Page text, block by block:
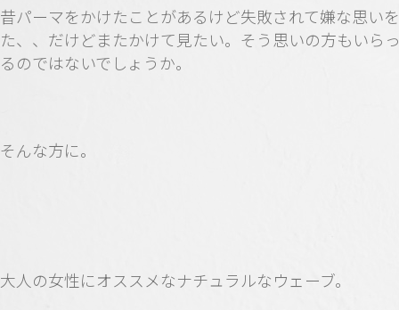
昔パーマをかけたことがあるけど失敗されて嫌な思い
た、、だけどまたかけて見たい。そう思いの方もいら
るのではないでしょうか。
そんな方に。
大人の女性にオススメなナチュラルなウェーブ。